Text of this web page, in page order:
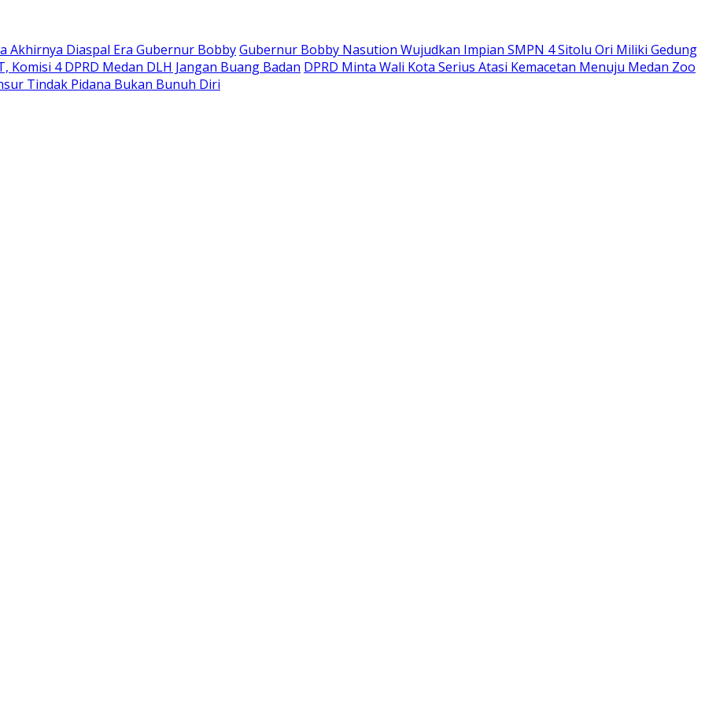
Akhirnya Diaspal Era Gubernur BobbyGubernur Bobby Nasution Wujudkan Impian SMPN 4 Sitolu Ori Miliki Gedung
4 DPRD Medan DLH Jangan Buang Badan DPRD Minta Wali Kota Serius Atasi Kemacetan Menuju Medan Zoo
Tindak Pidana Bukan Bunuh Diri